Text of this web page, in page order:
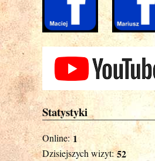
Statystyki
Online: 1
Dzisiejszych wizyt: 52